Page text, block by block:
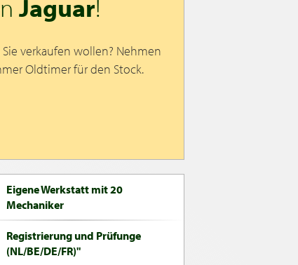
Jaguar!
verkaufen wollen? Nehmen
Oldtimer für den Stock.
Eigene Werkstatt mit 20
Mechaniker
Registrierung und Prüfunge
(NL/BE/DE/FR)"